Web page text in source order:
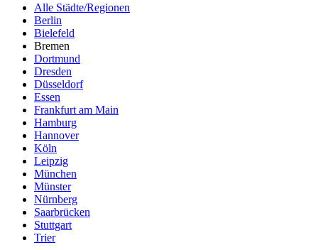
Alle Städte/Regionen
Berlin
Bielefeld
Bremen
Dortmund
Dresden
Düsseldorf
Essen
Frankfurt am Main
Hamburg
Hannover
Köln
Leipzig
München
Münster
Nürnberg
Saarbrücken
Stuttgart
Trier